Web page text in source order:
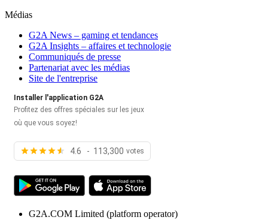
Médias
G2A News – gaming et tendances
G2A Insights – affaires et technologie
Communiqués de presse
Partenariat avec les médias
Site de l'entreprise
Installer l'application G2A
Profitez des offres spéciales sur les jeux
où que vous soyez!
4.6 - 113,300 votes
G2A.COM Limited (platform operator)